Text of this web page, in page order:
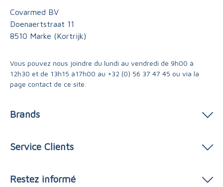
Covarmed BV
Doenaertstraat 11
8510 Marke (Kortrijk)
Vous pouvez nous joindre du lundi au vendredi de 9h00 à
12h30 et de 13h15 à17h00 au +32 (0) 56 37 47 45 ou via la
page contact de ce site.
Brands
Service Clients
Restez informé